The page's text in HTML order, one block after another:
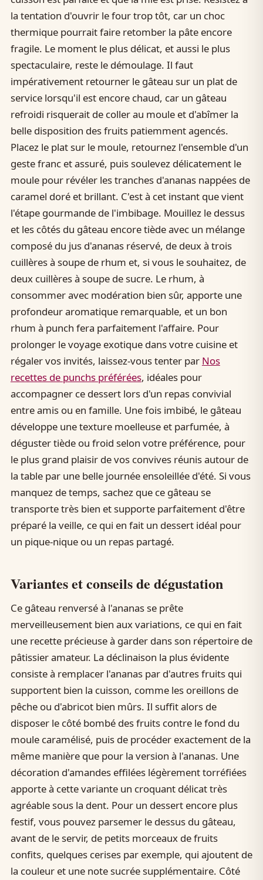
la tentation d'ouvrir le four trop tôt, car un choc
thermique pourrait faire retomber la pâte encore
fragile. Le moment le plus délicat, et aussi le plus
spectaculaire, reste le démoulage. Il faut
impérativement retourner le gâteau sur un plat de
service lorsqu'il est encore chaud, car un gâteau
refroidi risquerait de coller au moule et d'abîmer la
belle disposition des fruits patiemment agencés.
Placez le plat sur le moule, retournez l'ensemble d'un
geste franc et assuré, puis soulevez délicatement le
moule pour révéler les tranches d'ananas nappées de
caramel doré et brillant. C'est à cet instant que vient
l'étape gourmande de l'imbibage. Mouillez le dessus
et les côtés du gâteau encore tiède avec un mélange
composé du jus d'ananas réservé, de deux à trois
cuillères à soupe de rhum et, si vous le souhaitez, de
deux cuillères à soupe de sucre. Le rhum, à
consommer avec modération bien sûr, apporte une
profondeur aromatique remarquable, et un bon
rhum à punch fera parfaitement l'affaire. Pour
prolonger le voyage exotique dans votre cuisine et
régaler vos invités, laissez-vous tenter par Nos
recettes de punchs préférées, idéales pour
accompagner ce dessert lors d'un repas convivial
entre amis ou en famille. Une fois imbibé, le gâteau
développe une texture moelleuse et parfumée, à
déguster tiède ou froid selon votre préférence, pour
le plus grand plaisir de vos convives réunis autour de
la table par une belle journée ensoleillée d'été. Si vous
manquez de temps, sachez que ce gâteau se
transporte très bien et supporte parfaitement d'être
préparé la veille, ce qui en fait un dessert idéal pour
un pique-nique ou un repas partagé.
Variantes et conseils de dégustation
Ce gâteau renversé à l'ananas se prête
merveilleusement bien aux variations, ce qui en fait
une recette précieuse à garder dans son répertoire de
pâtissier amateur. La déclinaison la plus évidente
consiste à remplacer l'ananas par d'autres fruits qui
supportent bien la cuisson, comme les oreillons de
pêche ou d'abricot bien mûrs. Il suffit alors de
disposer le côté bombé des fruits contre le fond du
moule caramélisé, puis de procéder exactement de la
même manière que pour la version à l'ananas. Une
décoration d'amandes effilées légèrement torréfiées
apporte à cette variante un croquant délicat très
agréable sous la dent. Pour un dessert encore plus
festif, vous pouvez parsemer le dessus du gâteau,
avant de le servir, de petits morceaux de fruits
confits, quelques cerises par exemple, qui ajoutent de
la couleur et une note sucrée supplémentaire. Côté